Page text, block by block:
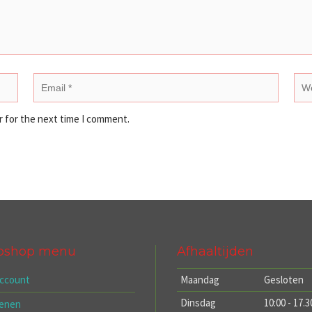
for the next time I comment.
menu Afhaaltijden
Maandag
Gesloten
Dinsdag
10:00 -